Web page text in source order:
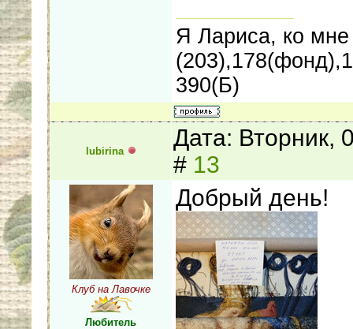
Я Лариса, ко
390(Б)
lubirina
Дата: Вторник,
# 13
Клуб на Лавочке
Любитель
Добрый день!